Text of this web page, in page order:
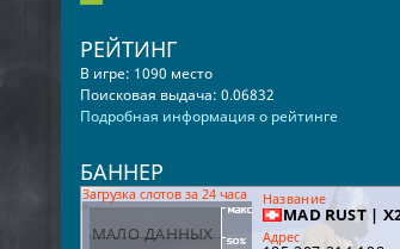
РЕЙТИНГ
В игре: 1090 место
Поисковая выдача: 0.06832
Подробная информация о рейтинге
БАННЕР